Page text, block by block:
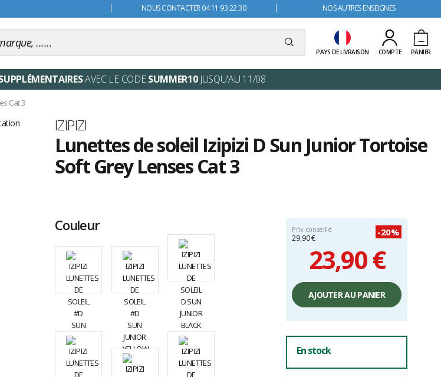
NOUS CONTACTER 04 11 93 22 30 NOS AUTRES ENSEIGNES
PAYS DE LIVRAISON COMPTE PANIER
AVEC LE CODESUMMER10JUSQU'AU 11/08
Cat 3
Marque
IZIPIZI
Lunettes de soleil Izipizi D Sun Junior Tortoise
Soft Grey Lenses Cat 3
Couleur Prix conseillé
29,90 €
-20%
23,90 €
Prix
unitaire,
hors
frais
AJOUTER AU PANIER
En stock